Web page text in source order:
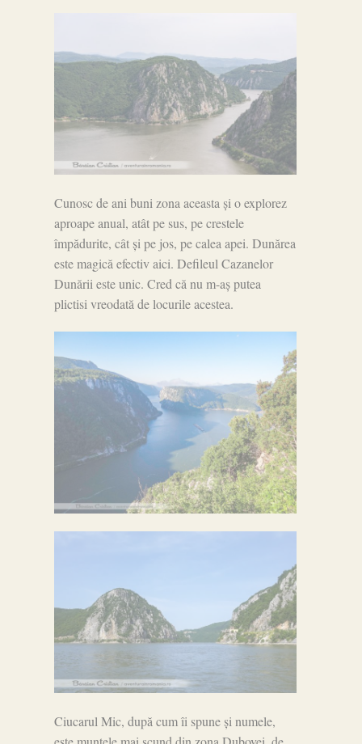
Cunosc de ani buni zona aceasta și o explorez
aproape anual, atât pe sus, pe crestele
împădurite, cât și pe jos, pe calea apei. Dunărea
este magică efectiv aici. Defileul Cazanelor
Dunării este unic. Cred că nu m-aș putea
plictisi vreodată de locurile acestea.
Ciucarul Mic, după cum îi spune și numele,